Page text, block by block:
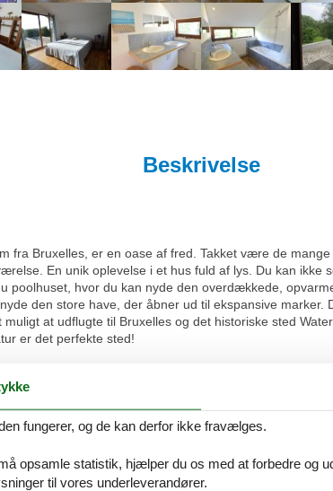
Beskrivelse
fra Bruxelles, er en oase af fred. Takket være de
En unik oplevelse i et hus fuld af lys. Du kan ikke
poolhuset, hvor du kan nyde den overdækkede,
den store have, der åbner ud til ekspansive
at udflugte til Bruxelles og det historiske sted
er det perfekte sted!
afspiller, stereoanlæg), spisestue, åbent
badeværelse(badekar med
7 x 3 m., opened from Apr upto and including
polterabend eller fest med stort alkohol indtag i denne
fungerer, og de kan derfor ikke fravælges.
opsamle statistik, hjælper du os med at forbedre og
til vores underleverandører.